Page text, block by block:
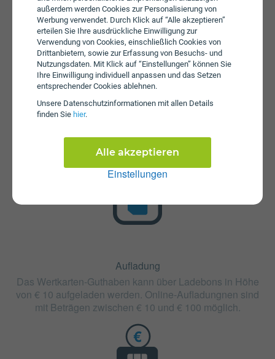
außerdem werden Cookies zur Personalisierung von
Werbung verwendet. Durch Klick auf “Alle akzeptieren”
erteilen Sie Ihre ausdrückliche Einwilligung zur
Verwendung von Cookies, einschließlich Cookies von
Drittanbietern, sowie zur Erfassung von Besuchs- und
Nutzungsdaten. Mit Klick auf “Einstellungen” können Sie
Ihre Einwilligung individuell anpassen und das Setzen
entsprechender Cookies ablehnen.
Unsere Daten­schutz­informationen mit allen Details
finden Sie hier.
Einstellungen
Alle akzeptieren
Startpaket
Die SIM-Karte zum Tarif vamos minisimo 2-Jahrestarif ist
kostenlos und über die Webseite von educom erhältlich.
Tarifoptionen können nach Erhalt der Karte hinzugebucht
werden.
Aufladung
Das Wertkarten-Guthaben kann über Ladebons in Höhe
von € 10 aufgeladen werden. Online-Aufladungnen sind
mit Beträgen zwischen € 10 und € 100 möglich.